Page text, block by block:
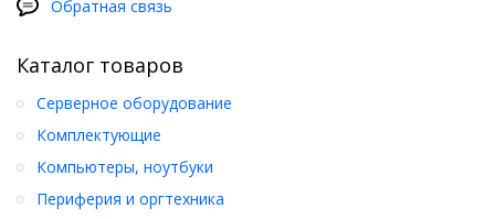
Обратная связь
Каталог товаров
Серверное оборудование
Комплектующие
Компьютеры, ноутбуки
Периферия и оргтехника